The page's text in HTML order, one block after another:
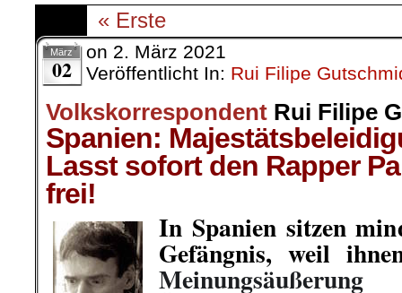
« Erste
März
02
on 2. März 2021
Veröffentlicht In: Rui Filipe
Volkskorrespondent Rui Filipe
Spanien:
Lasst sofort den Rapper
frei!
In Spanien sitzen
Gefängnis, weil
Meinungsäußerung